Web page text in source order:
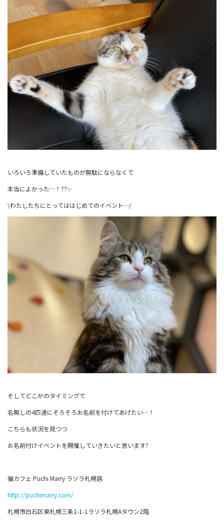
いろいろ準備していたものが無駄にならなくて
本当によかった…！??✨
\わたしたちにとってははじめてのイベント…/
そしてどこかのタイミングで
名無しの4匹達にそろそろお名前を付けてあげたい…！
こちらも状況を見つつ
お名前付けイベントを開催していきたいと思います?
猫カフェ Puchi Marry ラソラ札幌店
http://puchimarry.com/
札幌市白石区東札幌三条1-1-1ラソラ札幌Aタウン2階